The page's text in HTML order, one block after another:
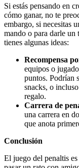
Si estás pensando en
cómo ganar, no te
embargo, si necesitas
mando o para darle un
tienes algunas ideas:
Recompensa
equipos o
puntos. Podrían
snacks, o
regalo.
Carrera de
una carrera en
que anota
Conclusión
El juego del penaltis